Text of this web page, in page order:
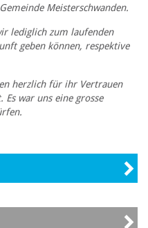
Meisterschwanden.
lediglich zum laufenden
geben können, respektive
herzlich für ihr Vertrauen
war uns eine grosse